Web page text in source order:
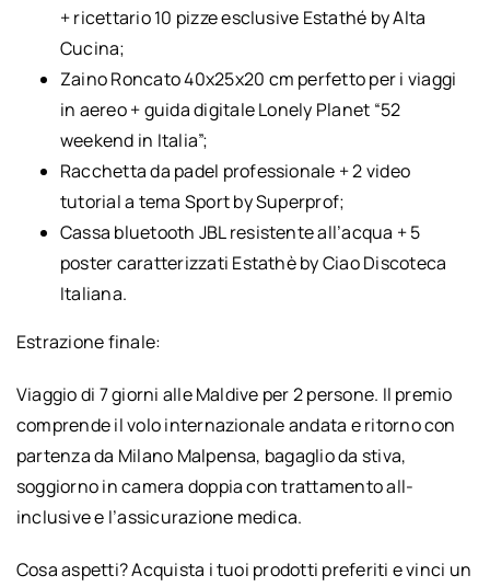
+ ricettario 10 pizze esclusive Estathé by Alta
Cucina;
Zaino Roncato 40x25x20 cm perfetto per i viaggi
in aereo + guida digitale Lonely Planet “52
weekend in Italia”;
Racchetta da padel professionale + 2 video
tutorial a tema Sport by Superprof;
Cassa bluetooth JBL resistente all’acqua + 5
poster caratterizzati Estathè by Ciao Discoteca
Italiana.
Estrazione finale:
Viaggio di 7 giorni alle Maldive per 2 persone. Il premio
comprende il volo internazionale andata e ritorno con
partenza da Milano Malpensa, bagaglio da stiva,
soggiorno in camera doppia con trattamento all-
inclusive e l’assicurazione medica.
Cosa aspetti? Acquista i tuoi prodotti preferiti e vinci un